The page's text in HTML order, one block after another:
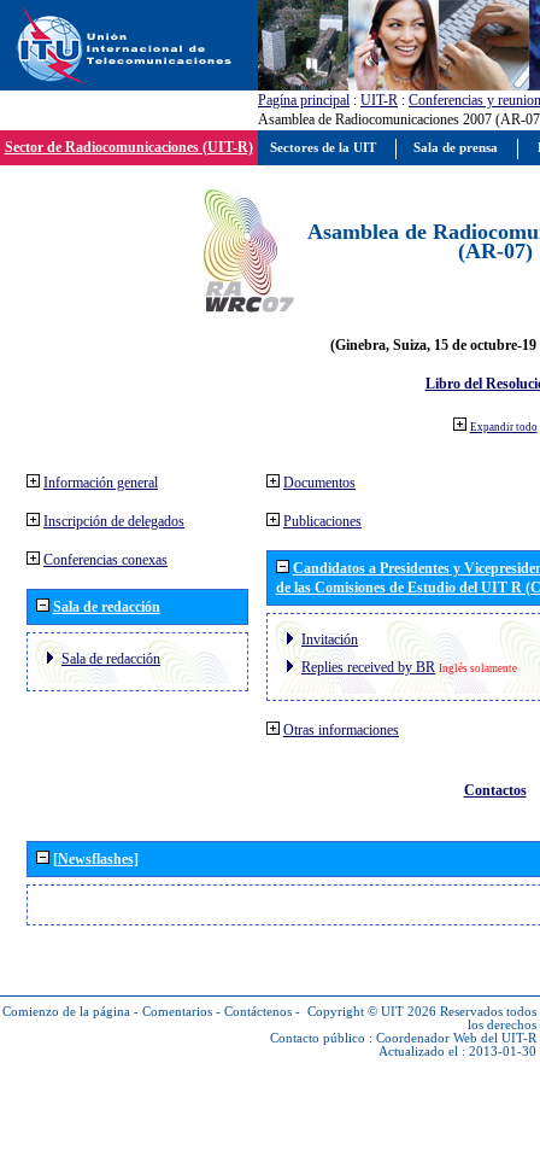
Pagína principal : UIT-R : Conferencias y
Asamblea de Radiocomunicaciones 2007 (AR-
Sector de Radiocomunicaciones (UIT-R)
Asamblea de
(AR-07)
(Ginebra, Suiza, 15 de octubre-19
Libro del
Expandir todo
Información general
Inscripción de delegados
Conferencias conexas
Sala de redacción
Sala de redacción
Documentos
Publicaciones
Candidatos a Presidentes y
de las Comisiones de Estudio del UIT R
Invitación
Replies received by BR Inglés solamente
Otras informaciones
Contactos
[Newsflashes]
Comienzo de la página - Comentarios - Contáctenos - Copyright © UIT 2026 Reservados todos
los derechos
Contacto público : Coordenador Web del UIT-R
Actualizado el : 2013-01-30
Sectores de la UIT Sala de prensa